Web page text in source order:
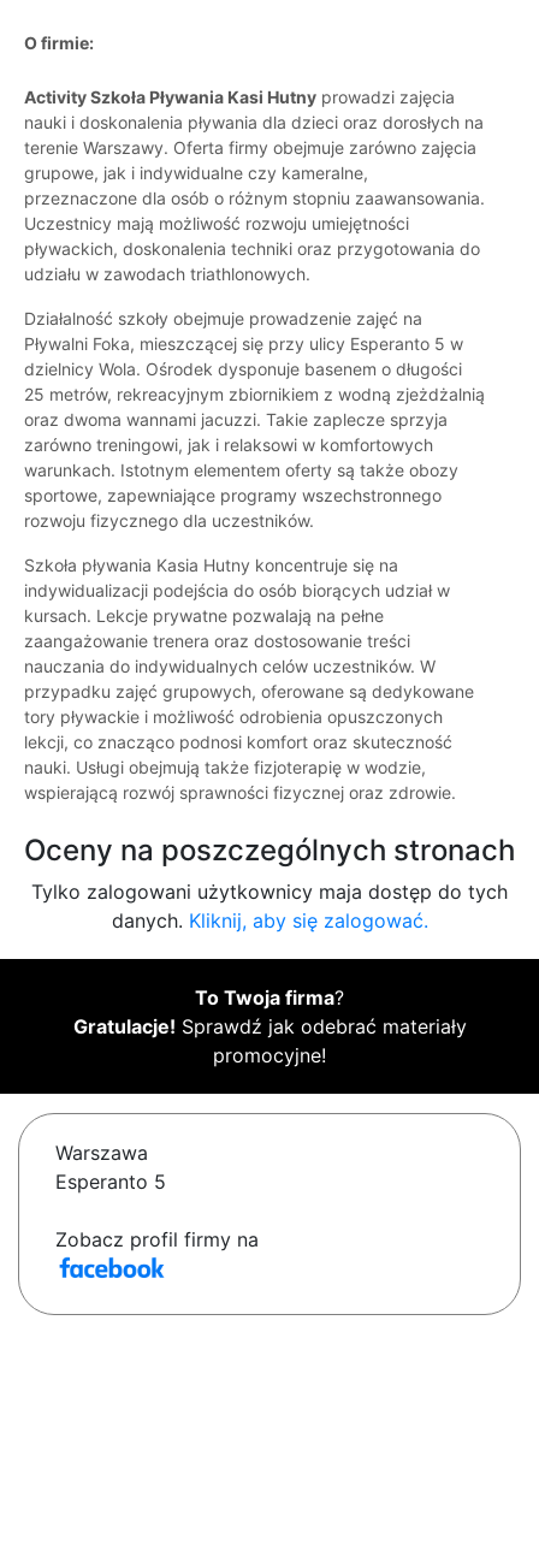
O firmie:
Activity Szkoła Pływania Kasi Hutny prowadzi zajęcia
nauki i doskonalenia pływania dla dzieci oraz dorosłych na
terenie Warszawy. Oferta firmy obejmuje zarówno zajęcia
grupowe, jak i indywidualne czy kameralne,
przeznaczone dla osób o różnym stopniu zaawansowania.
Uczestnicy mają możliwość rozwoju umiejętności
pływackich, doskonalenia techniki oraz przygotowania do
udziału w zawodach triathlonowych.
Działalność szkoły obejmuje prowadzenie zajęć na
Pływalni Foka, mieszczącej się przy ulicy Esperanto 5 w
dzielnicy Wola. Ośrodek dysponuje basenem o długości
25 metrów, rekreacyjnym zbiornikiem z wodną zjeżdżalnią
oraz dwoma wannami jacuzzi. Takie zaplecze sprzyja
zarówno treningowi, jak i relaksowi w komfortowych
warunkach. Istotnym elementem oferty są także obozy
sportowe, zapewniające programy wszechstronnego
rozwoju fizycznego dla uczestników.
Szkoła pływania Kasia Hutny koncentruje się na
indywidualizacji podejścia do osób biorących udział w
kursach. Lekcje prywatne pozwalają na pełne
zaangażowanie trenera oraz dostosowanie treści
nauczania do indywidualnych celów uczestników. W
przypadku zajęć grupowych, oferowane są dedykowane
tory pływackie i możliwość odrobienia opuszczonych
lekcji, co znacząco podnosi komfort oraz skuteczność
nauki. Usługi obejmują także fizjoterapię w wodzie,
wspierającą rozwój sprawności fizycznej oraz zdrowie.
Oceny na poszczególnych stronach
Tylko zalogowani użytkownicy maja dostęp do tych
danych. Kliknij, aby się zalogować.
To Twoja firma?
Gratulacje! Sprawdź jak odebrać materiały
promocyjne!
Warszawa
Esperanto 5
Zobacz profil firmy na